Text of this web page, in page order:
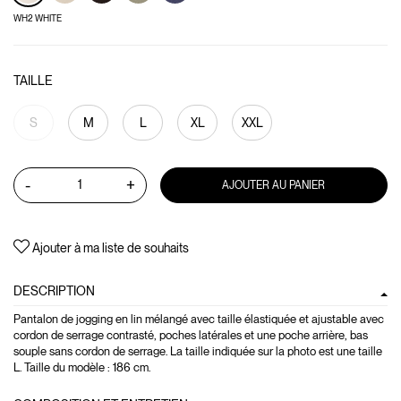
WH2 WHITE
TAILLE
S M L XL XXL
- + AJOUTER AU PANIER
Ajouter à ma liste de souhaits
DESCRIPTION
Pantalon de jogging en lin mélangé avec taille élastiquée et ajustable avec
cordon de serrage contrasté, poches latérales et une poche arrière, bas
souple sans cordon de serrage. La taille indiquée sur la photo est une taille
L. Taille du modèle : 186 cm.